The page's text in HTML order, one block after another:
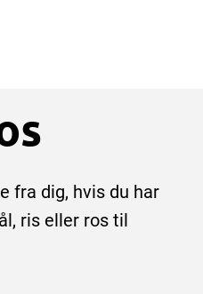
fra dig, hvis du har
ris eller ros til